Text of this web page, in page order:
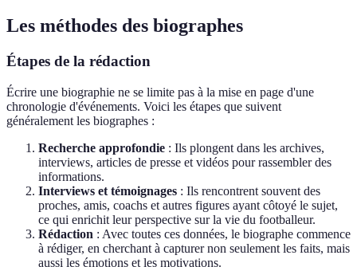
Les méthodes des biographes
Étapes de la rédaction
Écrire une biographie ne se limite pas à la mise en page d'une
chronologie d'événements. Voici les étapes que suivent
généralement les biographes :
Recherche approfondie : Ils plongent dans les archives,
interviews, articles de presse et vidéos pour rassembler des
informations.
Interviews et témoignages : Ils rencontrent souvent des
proches, amis, coachs et autres figures ayant côtoyé le sujet,
ce qui enrichit leur perspective sur la vie du footballeur.
Rédaction : Avec toutes ces données, le biographe commence
à rédiger, en cherchant à capturer non seulement les faits, mais
aussi les émotions et les motivations.